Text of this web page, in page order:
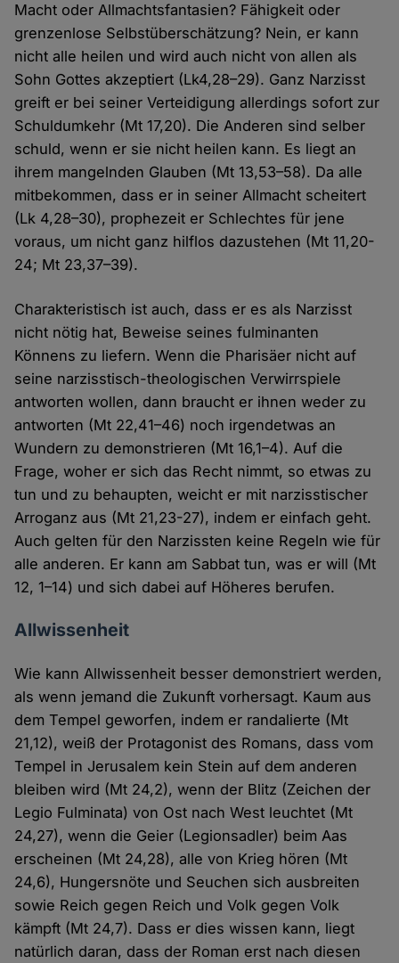
Macht oder Allmachtsfantasien? Fähigkeit oder
grenzenlose Selbstüberschätzung? Nein, er kann
nicht alle heilen und wird auch nicht von allen als
Sohn Gottes akzeptiert (Lk4,28–29). Ganz Narzisst
greift er bei seiner Verteidigung allerdings sofort zur
Schuldumkehr (Mt 17,20). Die Anderen sind selber
schuld, wenn er sie nicht heilen kann. Es liegt an
ihrem mangelnden Glauben (Mt 13,53–58). Da alle
mitbekommen, dass er in seiner Allmacht scheitert
(Lk 4,28–30), prophezeit er Schlechtes für jene
voraus, um nicht ganz hilflos dazustehen (Mt 11,20-
24; Mt 23,37–39).
Charakteristisch ist auch, dass er es als Narzisst
nicht nötig hat, Beweise seines fulminanten
Könnens zu liefern. Wenn die Pharisäer nicht auf
seine narzisstisch-theologischen Verwirrspiele
antworten wollen, dann braucht er ihnen weder zu
antworten (Mt 22,41–46) noch irgendetwas an
Wundern zu demonstrieren (Mt 16,1–4). Auf die
Frage, woher er sich das Recht nimmt, so etwas zu
tun und zu behaupten, weicht er mit narzisstischer
Arroganz aus (Mt 21,23-27), indem er einfach geht.
Auch gelten für den Narzissten keine Regeln wie für
alle anderen. Er kann am Sabbat tun, was er will (Mt
12, 1–14) und sich dabei auf Höheres berufen.
Allwissenheit
Wie kann Allwissenheit besser demonstriert werden,
als wenn jemand die Zukunft vorhersagt. Kaum aus
dem Tempel geworfen, indem er randalierte (Mt
21,12), weiß der Protagonist des Romans, dass vom
Tempel in Jerusalem kein Stein auf dem anderen
bleiben wird (Mt 24,2), wenn der Blitz (Zeichen der
Legio Fulminata) von Ost nach West leuchtet (Mt
24,27), wenn die Geier (Legionsadler) beim Aas
erscheinen (Mt 24,28), alle von Krieg hören (Mt
24,6), Hungersnöte und Seuchen sich ausbreiten
sowie Reich gegen Reich und Volk gegen Volk
kämpft (Mt 24,7). Dass er dies wissen kann, liegt
natürlich daran, dass der Roman erst nach diesen